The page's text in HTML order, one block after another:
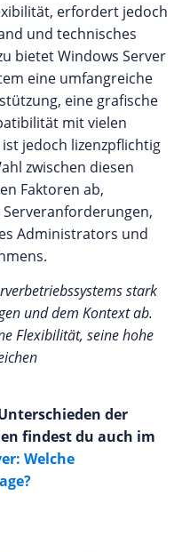
erfordert jedoch
und technisches
bietet Windows Server
eine umfangreiche
eine grafische
mit vielen
jedoch lizenzpflichtig
zwischen diesen
Faktoren ab,
Administrators und
stark
und dem Kontext ab.
Flexibilität, seine hohe
der
findest du auch im
Welche